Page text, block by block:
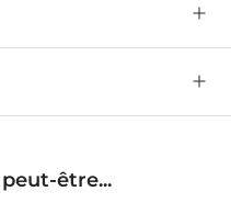
être...